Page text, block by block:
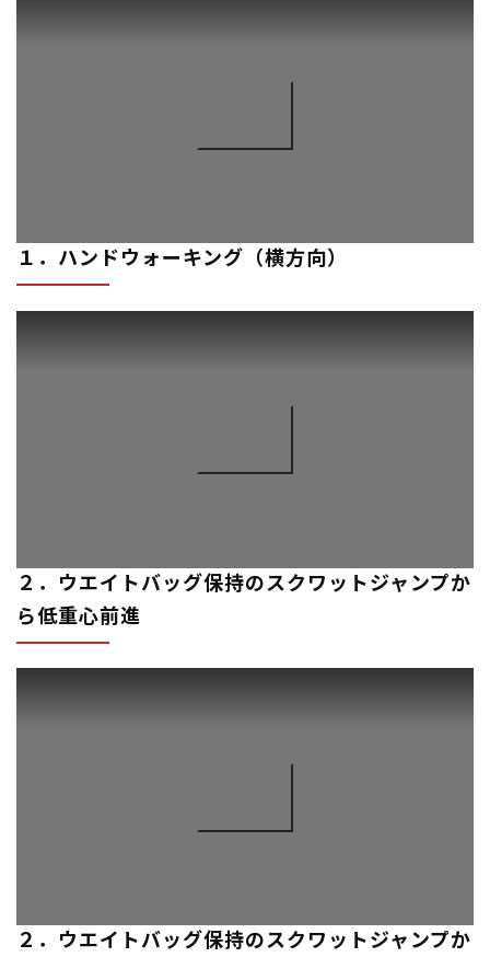
１．ハンドウォーキング（横方向）
２．ウエイトバッグ保持のスクワットジャンプか
ら低重心前進
２．ウエイトバッグ保持のスクワットジャンプか